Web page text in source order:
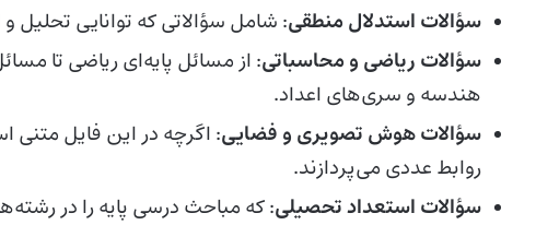
سؤالات استدلال منطقی: شامل سؤالاتی که توانایی تحلیل
سؤالات ریاضی و محاسباتی: از مسائل پایه‌ای ریاضی تا
هندسه و سری‌های اعداد.
سؤالات هوش تصویری و فضایی: اگرچه در این فایل متنی
روابط عددی می‌پردازند.
سؤالات استعداد تحصیلی: که مباحث درسی پایه را در